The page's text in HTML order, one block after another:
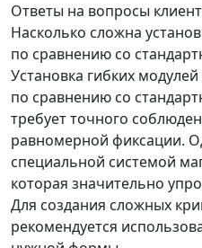
Ответы на вопросы
Насколько сложна
по сравнению со
Установка гибких
по сравнению со
требует точного
равномерной фиксации.
специальной системой
которая значительно
Для создания сложных
рекомендуется